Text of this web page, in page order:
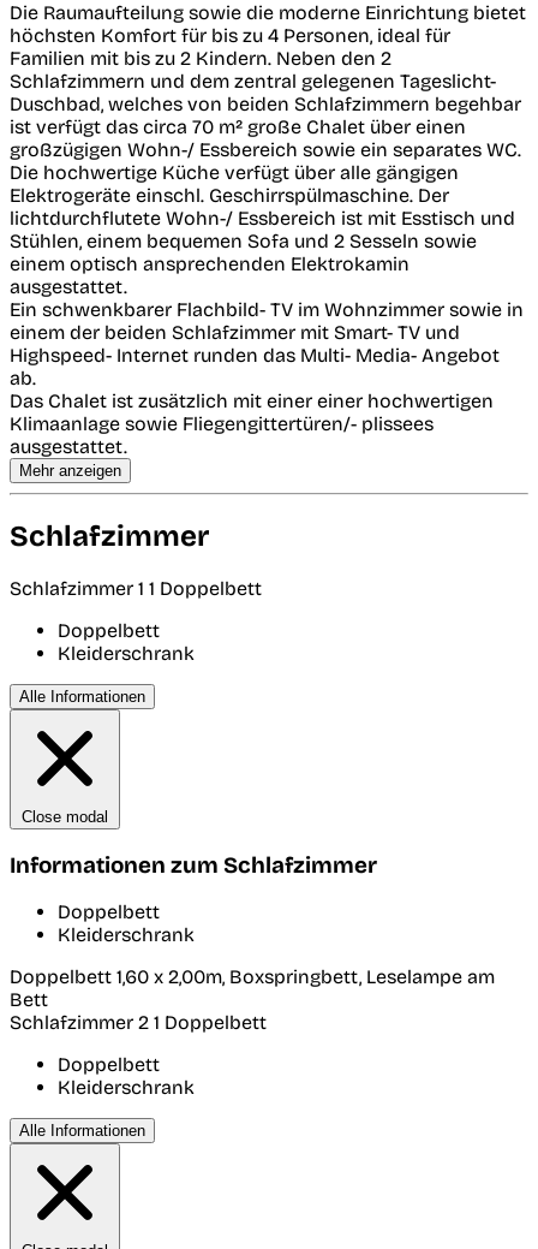
Die Raumaufteilung sowie die moderne Einrichtung bietet
höchsten Komfort für bis zu 4 Personen, ideal für
Familien mit bis zu 2 Kindern. Neben den 2
Schlafzimmern und dem zentral gelegenen Tageslicht-
Duschbad, welches von beiden Schlafzimmern begehbar
ist verfügt das circa 70 m² große Chalet über einen
großzügigen Wohn-/ Essbereich sowie ein separates WC.
Die hochwertige Küche verfügt über alle gängigen
Elektrogeräte einschl. Geschirrspülmaschine. Der
lichtdurchflutete Wohn-/ Essbereich ist mit Esstisch und
Stühlen, einem bequemen Sofa und 2 Sesseln sowie
einem optisch ansprechenden Elektrokamin
ausgestattet.
Ein schwenkbarer Flachbild- TV im Wohnzimmer sowie in
einem der beiden Schlafzimmer mit Smart- TV und
Highspeed- Internet runden das Multi- Media- Angebot
ab.
Das Chalet ist zusätzlich mit einer einer hochwertigen
Klimaanlage sowie Fliegengittertüren/- plissees
ausgestattet.
Mehr anzeigen
Schlafzimmer
Schlafzimmer 1 1 Doppelbett
Doppelbett
Kleiderschrank
Alle Informationen
Close modal
Informationen zum Schlafzimmer
Doppelbett
Kleiderschrank
Doppelbett 1,60 x 2,00m, Boxspringbett, Leselampe am
Bett
Schlafzimmer 2 1 Doppelbett
Doppelbett
Kleiderschrank
Alle Informationen